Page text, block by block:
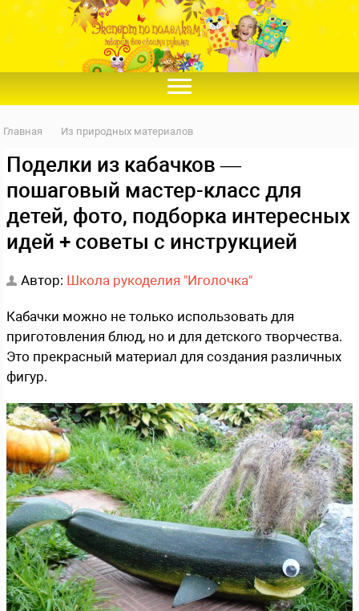
Главная Из природных материалов
Поделки из кабачков —
пошаговый мастер-класс для
детей, фото, подборка интересных
идей + советы с инструкцией
Автор: Школа рукоделия "Иголочка"
Кабачки можно не только использовать для
приготовления блюд, но и для детского творчества.
Это прекрасный материал для создания различных
фигур.